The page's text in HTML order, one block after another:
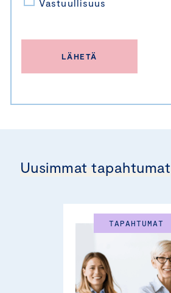
Vastuullisuus
Uusimmat tapahtumat
TAPAHTUMAT